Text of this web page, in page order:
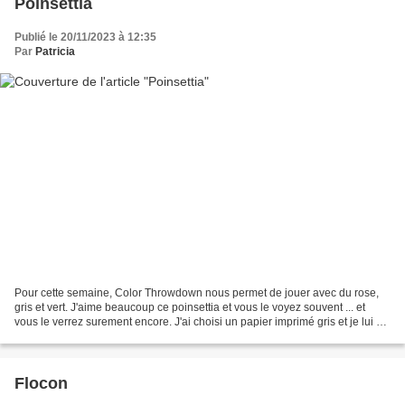
Publié le 20/11/2023 à 12:35
Par Patricia
Pour cette semaine, Color Throwdown nous permet de jouer avec du rose,
gris et vert. J'aime beaucoup ce poinsettia et vous le voyez souvent ... et
vous le verrez surement encore. J'ai choisi un papier imprimé gris et je lui ai
Flocon